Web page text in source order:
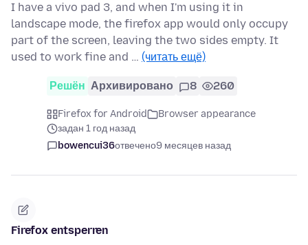
I have a vivo pad 3, and when I'm using it in
landscape mode, the firefox app would only occupy
part of the screen, leaving the two sides empty. It
used to work fine and … (читать ещё)
Решён Архивировано 8 260
Firefox for Android
Browser appearance
задан 1 год назад
bowencui36отвечено9 месяцев назад
Firefox entsperren